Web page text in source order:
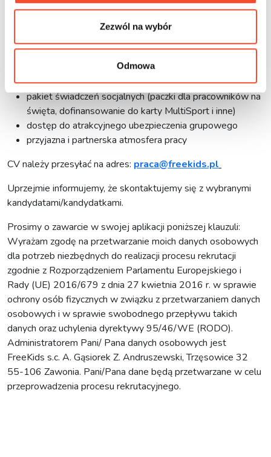
Zezwól na wybór
Odmowa
plastycznej metali (np. gięcie, walcowanie)
atrakcyjne warunki zatrudnienia w oparciu o umowę o
możliwość podniesienia kwalifikacji
pakiet świadczeń socjalnych (paczki dla pracowników na
święta, dofinansowanie do karty MultiSport i inne)
dostęp do atrakcyjnego ubezpieczenia grupowego
przyjazna i partnerska atmosfera pracy
CV należy przesyłać na adres: praca@freekids.pl
Uprzejmie informujemy, że skontaktujemy się z wybranymi
kandydatami/kandydatkami.
Prosimy o zawarcie w swojej aplikacji poniższej klauzuli:
Wyrażam zgodę na przetwarzanie moich danych osobowych
dla potrzeb niezbędnych do realizacji procesu rekrutacji
zgodnie z Rozporządzeniem Parlamentu Europejskiego i
Rady (UE) 2016/679 z dnia 27 kwietnia 2016 r. w sprawie
ochrony osób fizycznych w związku z przetwarzaniem danych
osobowych i w sprawie swobodnego przepływu takich
danych oraz uchylenia dyrektywy 95/46/WE (RODO).
Administratorem Pani/ Pana danych osobowych jest
FreeKids s.c. A. Gąsiorek Z. Andruszewski, Trzęsowice 32
55-106 Zawonia. Pani/Pana dane będą przetwarzane w celu
przeprowadzenia procesu rekrutacyjnego.